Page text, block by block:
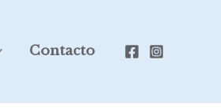
Contacto